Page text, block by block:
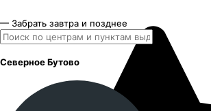
— Забрать завтра и позднее
Северное Бутово